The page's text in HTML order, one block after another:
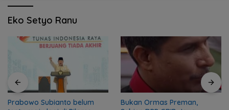
Eko Setyo Ranu
Prabowo Subianto belum
Bukan Ormas Preman,